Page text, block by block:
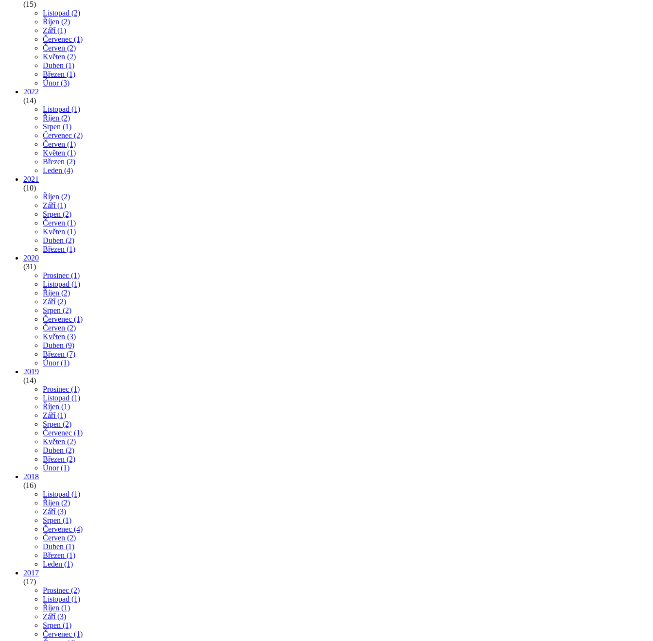
(15)
Listopad (2)
Říjen (2)
Září(1)
Červenec (1)
Červen (2)
Květen (2)
Duben (1)
Březen (1)
Únor(3)
2022
(14)
Listopad (1)
Říjen (2)
Srpen (1)
Červenec (2)
Červen (1)
Květen (1)
Březen (2)
Leden (4)
2021
(10)
Říjen (2)
Září(1)
Srpen (2)
Červen (1)
Květen (1)
Duben (2)
Březen (1)
2020
(31)
Prosinec (1)
Listopad (1)
Říjen (2)
Září(2)
Srpen (2)
Červenec (1)
Červen (2)
Květen (3)
Duben (9)
Březen (7)
Únor(1)
2019
(14)
Prosinec (1)
Listopad (1)
Říjen (1)
Září(1)
Srpen (2)
Červenec (1)
Květen (2)
Duben (2)
Březen (2)
Únor(1)
2018
(16)
Listopad (1)
Říjen (2)
Září(3)
Srpen (1)
Červenec (4)
Červen (2)
Duben (1)
Březen (1)
Leden (1)
2017
(17)
Prosinec (2)
Listopad (1)
Říjen (1)
Září(3)
Srpen (1)
Červenec (1)